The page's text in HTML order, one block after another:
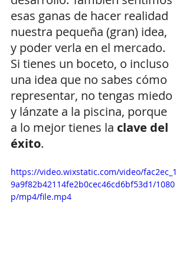
esas ganas de hacer realidad
nuestra pequeña (gran) idea,
y poder verla en el mercado.
Si tienes un boceto, o incluso
una idea que no sabes cómo
representar, no tengas miedo
y lánzate a la piscina, porque
a lo mejor tienes la clave del
éxito.
https://video.wixstatic.com/video/fac2ec_1
9a9f82b42114fe2b0cec46cd6bf53d1/1080
p/mp4/file.mp4